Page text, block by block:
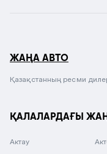
ЖАҢА АВТО
Қазақстанның ресми
ҚАЛАЛАРДАҒЫ
Актау